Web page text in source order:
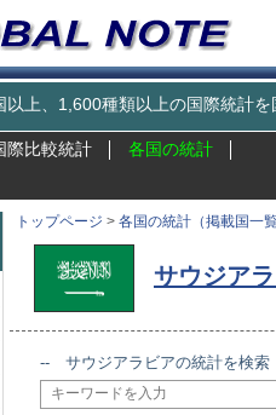
以上、1,600種類以上の国際統計
際比較統計 各国の統計
トップページ > 各国の統計（掲載国一覧
サウジア
-- サウジアラビアの統計を検